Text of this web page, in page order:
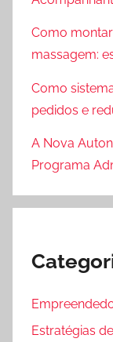
Como
massagem:
Como
pedidos e
A Nova
Programa
Estratégias